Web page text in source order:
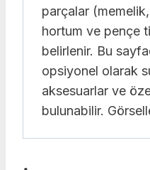
parçalar (memelik,
hortum ve pençe
belirlenir. Bu
opsiyonel olarak
aksesuarlar ve
bulunabilir.